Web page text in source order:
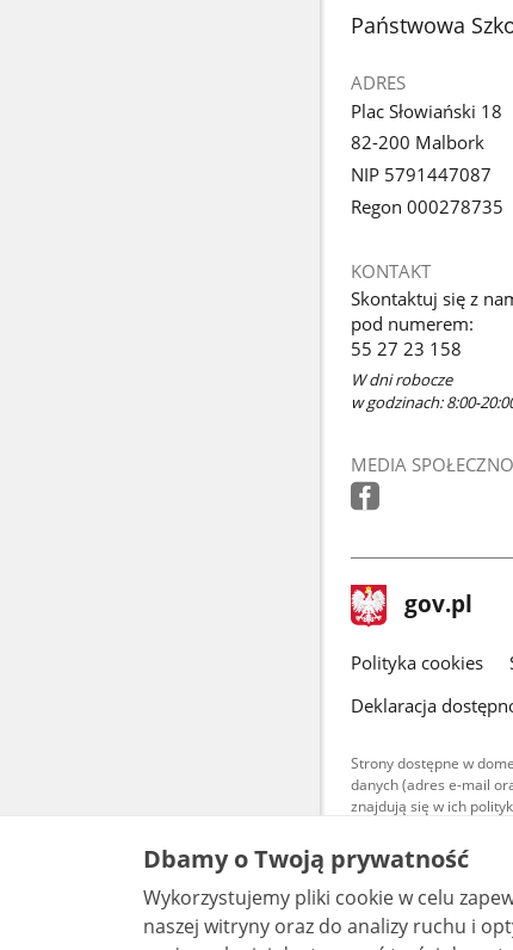
stopka
Państwowa
ADRES
Plac Słowiański 18
82-200 Malbork
NIP 5791447087
Regon 000278735
KONTAKT
Skontaktuj się z
pod numerem:
55 27 23 158
W dni robocze
w godzinach: 8:00-
MEDIA
stopka
gov.pl Strona
gov.pl
gov.pl
Polityka cookies
Deklaracja
Strony dostępne w
danych (adres e-mail
znajdują się w ich
Treści
są
bez
Dbamy o Twoją prywatność
Wykorzystujemy pliki cookie w celu
naszej witryny oraz do analizy ruchu i